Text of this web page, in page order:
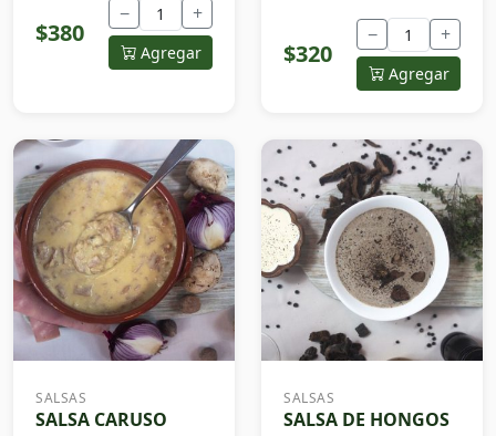
$380
− +
Agregar $320
− +
Agregar
SALSAS
SALSA CARUSO
SALSAS
SALSA DE HONGOS